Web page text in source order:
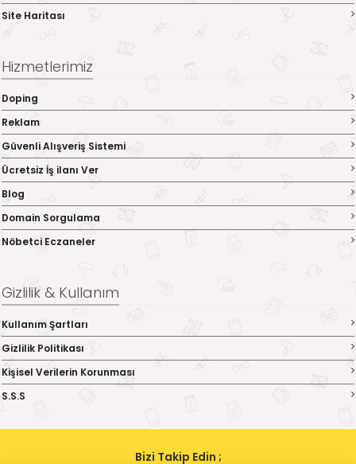
Site Haritası
Hizmetlerimiz
Doping
Reklam
Güvenli Alışveriş Sistemi
Ücretsiz İş ilanı Ver
Blog
Domain Sorgulama
Nöbetci Eczaneler
Gizlilik & Kullanım
Kullanım Şartları
Gizlilik Politikası
Kişisel Verilerin Korunması
S.S.S
Bizi Takip Edin ;